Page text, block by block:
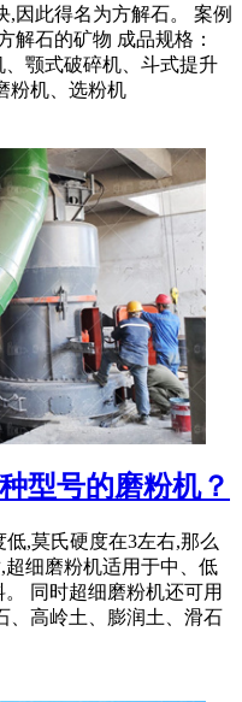
因此得名为方解石。 案例
解石的矿物 成品规格：
颚式破碎机、斗式提升
粉机、选粉机
型号的磨粉机？
,莫氏硬度在3左右,那么
细磨粉机适用于中、低
同时超细磨粉机还可用
、高岭土、膨润土、滑石